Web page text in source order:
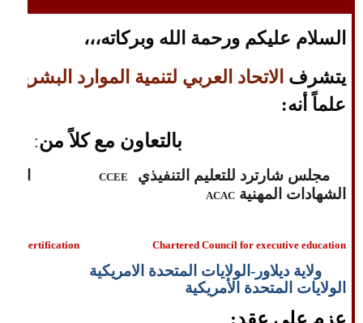
السلام عليكم ورحمة الله وبركاته،،،
يتشرف الاتحاد العربي لتنمية الموارد البشرية
علماً أنه:
بالتعاون مع كلاً من:
مجلس شارترد للتعليم التنفيذي CCEE
الشهادات المهنيةACAC
Chartered Council for executive education
Certification
ولاية ديلاور-الولايات المتحدة الامريكية
الولايات المتحدة الأمريكية